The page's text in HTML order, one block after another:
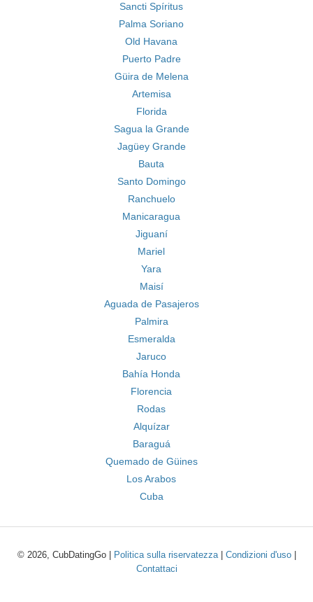
Sancti Spíritus
Palma Soriano
Old Havana
Puerto Padre
Güira de Melena
Artemisa
Florida
Sagua la Grande
Jagüey Grande
Bauta
Santo Domingo
Ranchuelo
Manicaragua
Jiguaní
Mariel
Yara
Maisí
Aguada de Pasajeros
Palmira
Esmeralda
Jaruco
Bahía Honda
Florencia
Rodas
Alquízar
Baraguá
Quemado de Güines
Los Arabos
Cuba
© 2026, CubDatingGo | Politica sulla riservatezza| Condizioni d'uso|
Contattaci